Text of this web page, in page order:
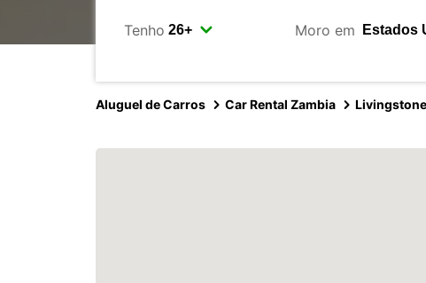
Tenho Moro em
Aluguel de Carros Car Rental Zambia Livingstone